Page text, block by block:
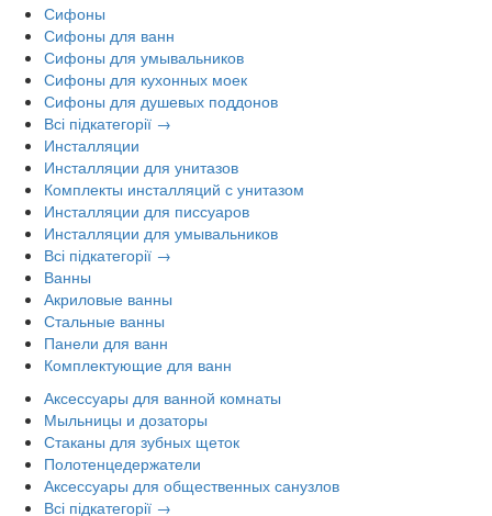
Сифоны
Сифоны для ванн
Сифоны для умывальников
Сифоны для кухонных моек
Сифоны для душевых поддонов
Всі підкатегорії →
Инсталляции
Инсталляции для унитазов
Комплекты инсталляций с унитазом
Инсталляции для писсуаров
Инсталляции для умывальников
Всі підкатегорії →
Ванны
Акриловые ванны
Стальные ванны
Панели для ванн
Комплектующие для ванн
Аксессуары для ванной комнаты
Мыльницы и дозаторы
Стаканы для зубных щеток
Полотенцедержатели
Аксессуары для общественных санузлов
Всі підкатегорії →